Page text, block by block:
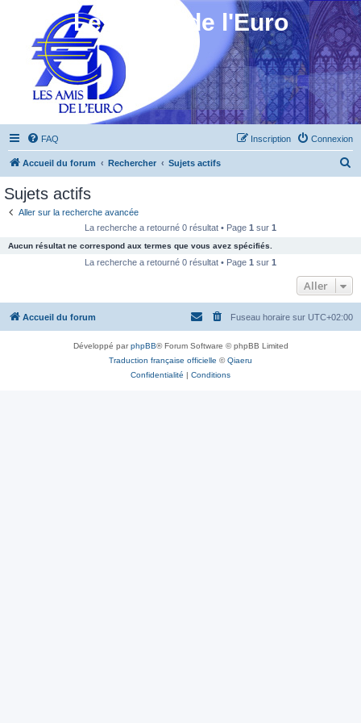
Les Amis de l'Euro
FAQ Connexion
Inscription
Accueil du forum Rechercher Sujets actifs
c
e
Sujets actifs
Aller sur la recherche avancée
La recherche a retourné 0 résultat • Page 1 sur 1
Aucun résultat ne correspond aux termes que vous avez spécifiés.
La recherche a retourné 0 résultat • Page 1 sur 1
Aller
Accueil du forum Fuseau horaire sur UTC+02:00
Développé parphpBB® Forum Software © phpBB Limited
Traduction française officielle ©Qiaeru
Confidentialité | Conditions